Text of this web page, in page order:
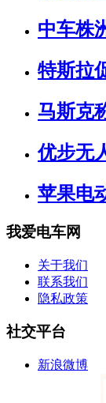
中车株
特斯拉
马斯克
优步无
苹果电
我爱电车网
关于我们
联系我们
隐私政策
社交平台
新浪微博